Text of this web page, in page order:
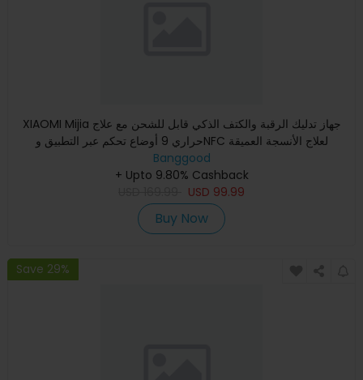
XIAOMI Mijia جهاز تدليك الرقبة والكتف الذكي قابل للشحن مع علاج
حراري 9 أوضاع تحكم عبر التطبيق وNFC لعلاج الأنسجة العميقة
Banggood
+ Upto 9.80% Cashback
USD 99.99
Buy Now
Save 29%